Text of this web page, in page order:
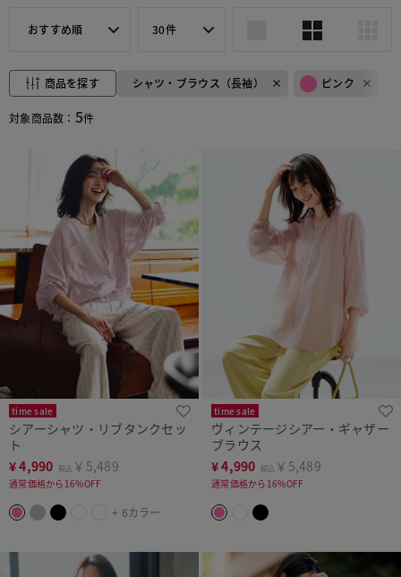
おすすめ順 30件
商品を探す シャツ・ブラウス（長袖） ピンク
対象商品数： 5件
time sale
シアーシャツ・リブタンクセッ
ト
¥4,990 税込 ￥5,489
通常価格から16%OFF
+ 6カラー
time sale
ヴィンテージシアー・ギャザー
ブラウス
¥4,990 税込 ￥5,489
通常価格から16%OFF